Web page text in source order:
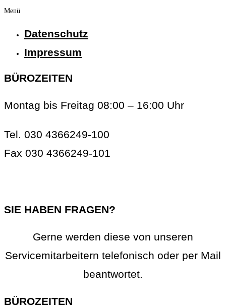
Menü
Datenschutz
Impressum
BÜROZEITEN
Montag bis Freitag 08:00 – 16:00 Uhr
Tel. 030 4366249-100
Fax 030 4366249-101
SIE HABEN FRAGEN?
Gerne werden diese von unseren
Servicemitarbeitern telefonisch oder per Mail
beantwortet.
BÜROZEITEN